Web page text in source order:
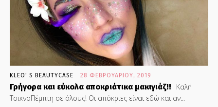
KLEO' S BEAUTYCASE 28 ΦΕΒΡΟΥΑΡΊΟΥ, 2019
Γρήγορα και εύκολα αποκριάτικα μακιγιάζ!!
Καλή
ΤσικνοΠέμπτη σε όλους! Οι απόκριες είναι εδώ και αν...